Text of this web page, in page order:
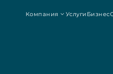
Компания Услуги Бизнес